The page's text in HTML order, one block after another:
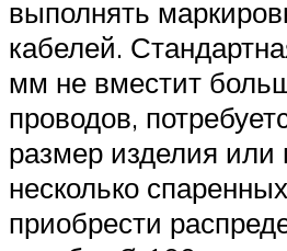
выполнять
кабелей.
мм не вместит
проводов,
размер изделия или
несколько
приобрести